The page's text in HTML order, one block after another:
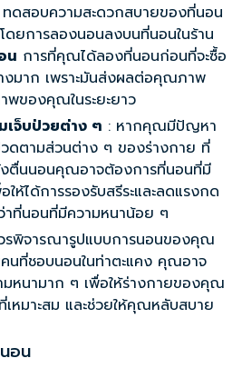
ทดสอบความสะดวกสบายของที่นอน
ยการลองนอนลงบนที่นอนในร้าน
น การที่คุณได้ลองที่นอนก่อนที่จะซื้อ
มาก เพราะมันส่งผลต่อคุณภาพ
พของคุณในระยะยาว
เจ็บป่วยต่าง ๆ : หากคุณมีปัญหา
ดตามส่วนต่าง ๆ ของร่างกาย ที่
ตื่นนอนคุณอาจต้องการที่นอนที่มี
ห้ได้การรองรับสรีระและลดแรงกด
ที่นอนที่มีความหนาน้อย ๆ
รพิจารณารูปแบบการนอนของคุณ
นที่ชอบนอนในท่าตะแคง คุณอาจ
หนามาก ๆ เพื่อให้ร่างกายของคุณ
เหมาะสม และช่วยให้คุณหลับสบาย
อน